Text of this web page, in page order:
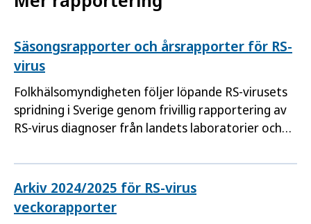
Säsongsrapporter och årsrapporter för RS-
virus
Folkhälsomyndigheten följer löpande RS-virusets
spridning i Sverige genom frivillig rapportering av
RS-virus diagnoser från landets laboratorier och
under perioden oktober–maj (vecka 40–20).
Arkiv 2024/2025 för RS-virus
veckorapporter